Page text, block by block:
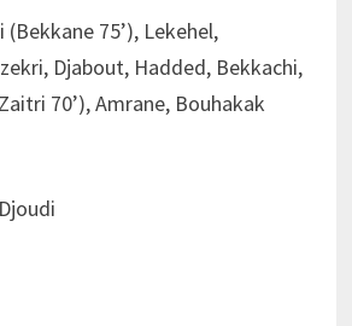
75’), Lekehel,
Djabout, Hadded, Bekkachi,
70’), Amrane, Bouhakak